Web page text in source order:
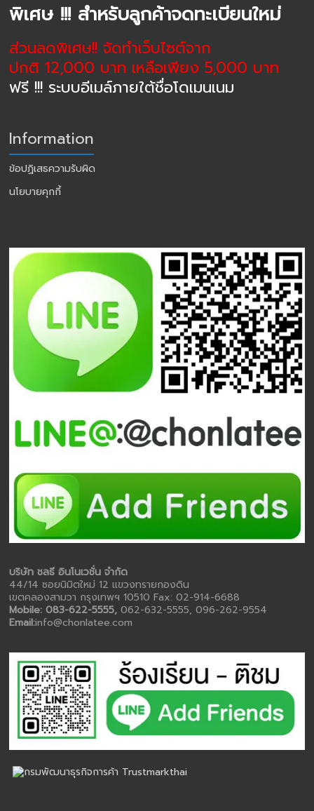
พิเศษ !!! สำหรับลูกค้าจดทะเบียนใหม่
ส่วนลดพิเศษ!! จัดทำเว็บไซต์จาก
ปกติ 12,000 บาท เหลือเพียง 5,000 บาท
ฟรี !!! ระบบอีเมล์ภายใต้ชื่อโดเมนเนม
Information
ข้อปฏิเสธความรับผิด
นโยบายคุกกี้
บริษัท ชลธี อินโนเวชั่น จำกัด
44/14 ซอยนิมิตใหม่ 12 แขวงทรายกองดิน
เขตคลองสามวา กรุงเทพฯ 10510 Fax: 02-914-6688
Mobile: 083-622-5555,062-632-5555, 096-262-9554
Email:info@chonlatee.com